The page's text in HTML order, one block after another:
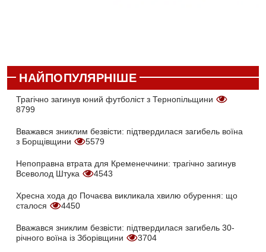
НАЙПОПУЛЯРНІШЕ
Трагічно загинув юний футболіст з Тернопільщини
8799
Вважався зниклим безвісти: підтвердилася загибель воїна
з Борщівщини
5579
Непоправна втрата для Кременеччини: трагічно загинув
Всеволод Штука
4543
Хресна хода до Почаєва викликала хвилю обурення: що
сталося
4450
Вважався зниклим безвісти: підтвердилася загибель 30-
річного воїна із Зборівщини
3704